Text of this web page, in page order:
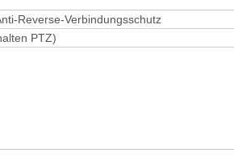
Reverse-Verbindungsschutz
PTZ)